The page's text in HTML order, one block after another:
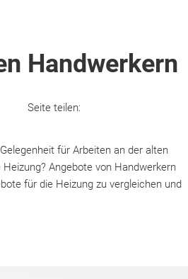
Handwerkern
Seite teilen:
für Arbeiten an der alten
Angebote von Handwerkern
für die Heizung zu vergleichen und